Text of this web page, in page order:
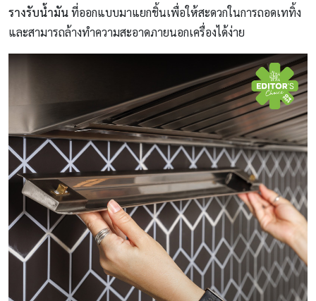
รางรับน้ำมันที่ออกแบบมาแยกชิ้นเพื่อให้สะดวกในการถอดเททิ้ง
และสามารถล้างทำความสะอาดภายนอกเครื่องได้ง่าย